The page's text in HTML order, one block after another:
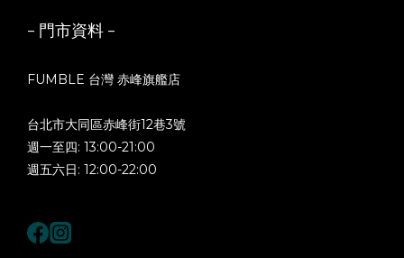
- 門市資料 -
FUMBLE 台灣 赤峰旗艦店
台北市大同區赤峰街12巷3號
週一至四: 13:00-21:00
週五六日: 12:00-22:00